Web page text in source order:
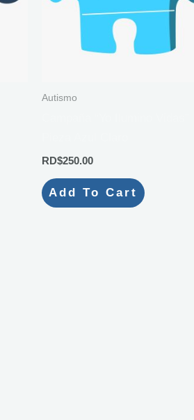
Autismo
RD$250.00
Add To Cart